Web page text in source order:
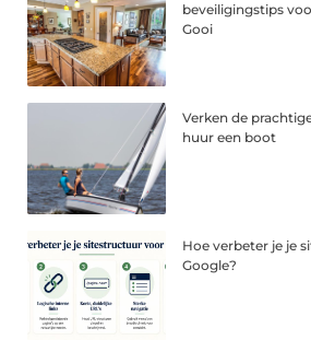
beveiligingstips
Gooi
Verken de
huur een boot
Hoe verbeter je je
Google?